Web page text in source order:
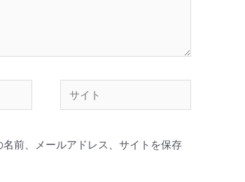
前、メールアドレス、サイトを保存